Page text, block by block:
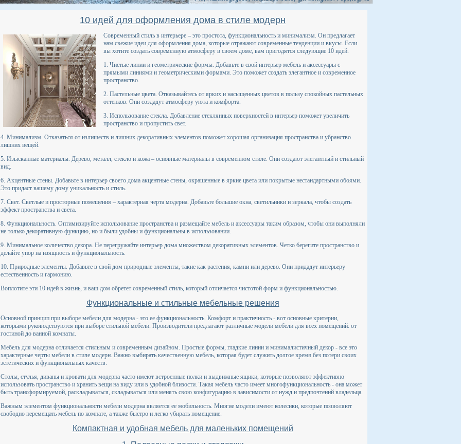
10 идей для оформления дома в стиле модерн
Современный стиль в интерьере – это простота, функциональность и минимализм. Он предлагает
нам свежие идеи для оформления дома, которые отражают современные тенденции и вкусы. Если
вы хотите создать современную атмосферу в своем доме, вам пригодятся следующие 10 идей.
1. Чистые линии и геометрические формы. Добавьте в свой интерьер мебель и аксессуары с
прямыми линиями и геометрическими формами. Это поможет создать элегантное и современное
пространство.
2. Пастельные цвета. Отказывайтесь от ярких и насыщенных цветов в пользу спокойных пастельных
оттенков. Они создадут атмосферу уюта и комфорта.
3. Использование стекла. Добавление стеклянных поверхностей в интерьер поможет увеличить
пространство и пропустить свет.
4. Минимализм. Отказаться от излишеств и лишних декоративных элементов поможет хорошая организация пространства и убранство
лишних вещей.
5. Изысканные материалы. Дерево, металл, стекло и кожа – основные материалы в современном стиле. Они создают элегантный и стильный
вид.
6. Акцентные стены. Добавьте в интерьер своего дома акцентные стены, окрашенные в яркие цвета или покрытые нестандартными обоями.
Это придаст вашему дому уникальность и стиль.
7. Свет. Светлые и просторные помещения – характерная черта модерна. Добавьте большие окна, светильники и зеркала, чтобы создать
эффект пространства и света.
8. Функциональность. Оптимизируйте использование пространства и размещайте мебель и аксессуары таким образом, чтобы они выполняли
не только декоративную функцию, но и были удобны и функциональны в использовании.
9. Минимальное количество декора. Не перегружайте интерьер дома множеством декоративных элементов. Четко берегите пространство и
делайте упор на изящность и функциональность.
10. Природные элементы. Добавьте в свой дом природные элементы, такие как растения, камни или дерево. Они придадут интерьеру
естественность и гармонию.
Воплотите эти 10 идей в жизнь, и ваш дом обретет современный стиль, который отличается чистотой форм и функциональностью.
Функциональные и стильные мебельные решения
Основной принцип при выборе мебели для модерна - это ее функциональность. Комфорт и практичность - вот основные критерии,
которыми руководствуются при выборе стильной мебели. Производители предлагают различные модели мебели для всех помещений: от
гостиной до ванной комнаты.
Мебель для модерна отличается стильным и современным дизайном. Простые формы, гладкие линии и минималистичный декор - все это
характерные черты мебели в стиле модерн. Важно выбирать качественную мебель, которая будет служить долгое время без потери своих
эстетических и функциональных качеств.
Столы, стулья, диваны и кровати для модерна часто имеют встроенные полки и выдвижные ящики, которые позволяют эффективно
использовать пространство и хранить вещи на виду или в удобной близости. Такая мебель часто имеет многофункциональность - она может
быть трансформируемой, раскладываться, складываться или менять свою конфигурацию в зависимости от нужд и предпочтений владельца.
Важным элементом функциональности мебели модерна является ее мобильность. Многие модели имеют колесики, которые позволяют
свободно перемещать мебель по комнате, а также быстро и легко убирать помещение.
Компактная и удобная мебель для маленьких помещений